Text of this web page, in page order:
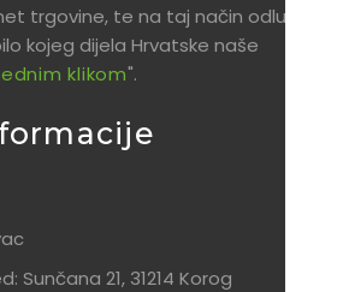
trgovine, te na taj način odlučili
kojeg dijela Hrvatske naše
klikom".
Sunčana 21, 31214 Korog